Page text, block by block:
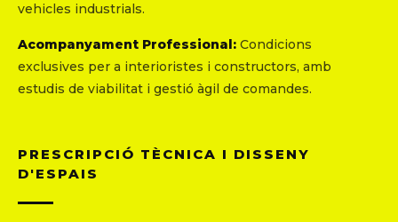
vehicles industrials.
Acompanyament Professional: Condicions
exclusives per a interioristes i constructors, amb
estudis de viabilitat i gestió àgil de comandes.
PRESCRIPCIÓ TÈCNICA I DISSENY
D'ESPAIS